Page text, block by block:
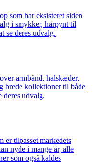
som har eksisteret siden
i smykker, hårpynt til
se deres udvalg.
armbånd, halskæder,
brede kollektioner til både
udvalg.
er tilpasset markedets
nyde i mange år, alle
som også kaldes